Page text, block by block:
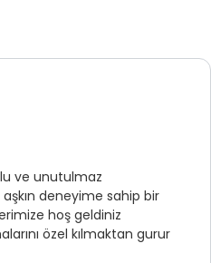
ve unutulmaz
aşkın deneyime sahip bir
hoş geldiniz
özel kılmaktan gurur